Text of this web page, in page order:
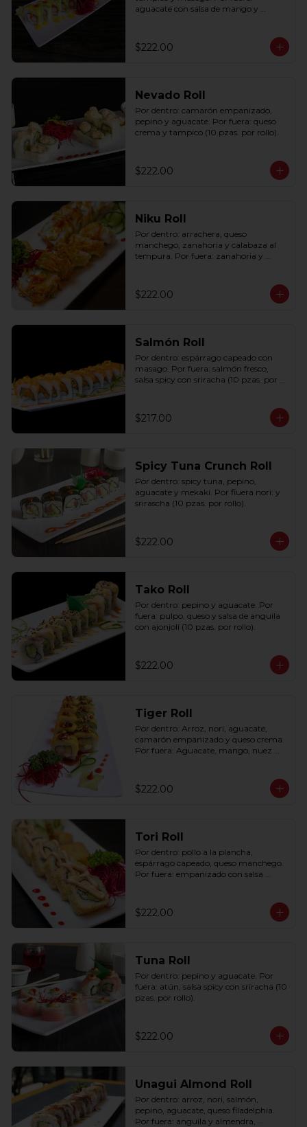
aguacate con salsa de mango y
$222.00
Nevado Roll
Por dentro: camarón empanizado,
pepino y aguacate. Por fuera: queso
crema y tampico (10 pzas. por rollo).
$222.00
Niku Roll
Por dentro: arrachera, queso
manchego, zanahoria y calabaza al
tempura. Por fuera: zanahoria y
$222.00
Salmón Roll
Por dentro: espárrago capeado con
masago. Por fuera: salmón fresco,
salsa spicy con sriracha (10 pzas. por
$217.00
Spicy Tuna Crunch Roll
Por dentro: spicy tuna, pepino,
aguacate y mekaki. Por fiuera nori: y
srirascha (10 pzas. por rollo).
$222.00
Tako Roll
Por dentro: pepino y aguacate. Por
fuera: pulpo, queso y salsa de anguila
con ajonjolí (10 pzas. por rollo).
$222.00
Tiger Roll
Por dentro: Arroz, nori, aguacate,
camarón empanizado y queso crema.
Por fuera: Aguacate, mango, nuez
$222.00
Tori Roll
Por dentro: pollo a la plancha,
espárrago capeado, queso manchego.
Por fuera: empanizado con salsa
$222.00
Tuna Roll
Por dentro: pepino y aguacate. Por
fuera: atún, salsa spicy con sriracha (10
pzas. por rollo).
$222.00
Unagui Almond Roll
Por dentro: arroz, nori, salmón,
pepino, aguacate, queso filadelphia.
Por fuera: anguila y almendra,